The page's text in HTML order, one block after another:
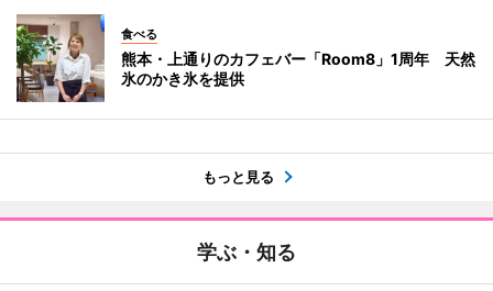
食べる
熊本・上通りのカフェバー「Room8」1周年 天然
氷のかき氷を提供
もっと見る
学ぶ・知る